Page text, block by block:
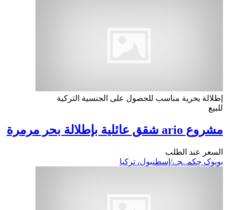
إطلالة بحرية مناسب للحصول على الجنسية التركية
للبيع
مشروع ario شقق عائلية بإطلالة بحر مرمرة
السعر عند الطلب
بویوک چکمہجے/إسطنبول، تركيا